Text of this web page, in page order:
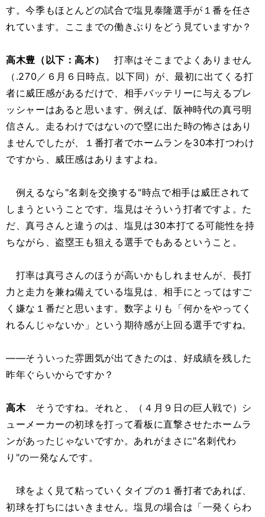
す。今季もほとんどの試合で塩見泰隆選手が１番を任さ
れています。ここまでの働きぶりをどう見ていますか？
高木豊（以下：高木）
打率はそこまでよくありません
（.270／６月６日時点。以下同）が、最初に出てくる打
者に威圧感があるだけで、相手バッテリーに与えるプレ
ッシャーはあると思います。例えば、阪神時代の真弓明
信さん。走るわけではないので塁に出た時の怖さはあり
ませんでしたが、１番打者でホームランを30本打つわけ
ですから、威圧感はありますよね。
例えるなら"名刺を交換する"時点で相手は威圧されて
しまうということです。塩見はそういう打者ですよ。た
だ、真弓さんと違うのは、塩見は30本打てる可能性を持
ちながら、盗塁王も狙える選手でもあるということ。
打率は真弓さんのほうが高いかもしれませんが、長打
力と走力を兼ね備えている塩見は、相手にとってはすご
く嫌な１番だと思います。数字よりも「何かをやってく
れるんじゃないか」という期待感が上回る選手ですね。
――そういった雰囲気が出てきたのは、好成績を残した
昨年ぐらいからですか？
高木そうですね。それと、（４月９日の巨人戦で）シ
ューメーカーの初球を打って看板に直撃させたホームラ
ンがあったじゃないですか。あれがまさに"名刺代わ
り"の一発なんです。
球をよく見て粘っていくタイプの１番打者であれば、
初球を打ちにはいきません。塩見の場合は「一発くらわ